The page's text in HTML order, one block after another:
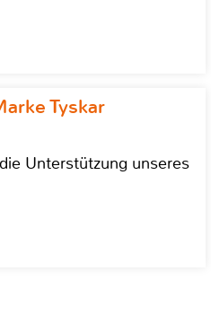
Tyskar
Unterstützung unseres